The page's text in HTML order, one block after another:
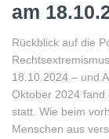
am
Rückblick auf die
18.10.2024 – und
Oktober 2024 fand
statt. Wie beim
Menschen aus